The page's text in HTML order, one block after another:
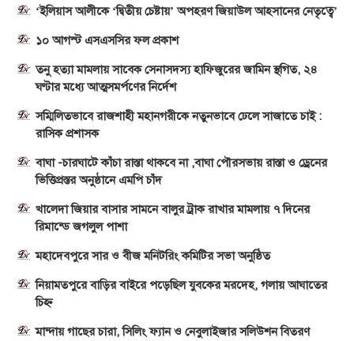
‘ইলিয়াস আলীকে ‘দ্বিতীয় চেষ্টায়’ অপহরণ জিয়াউল আহসানের নেতৃত্বে’
১০ আগস্ট এসএসসির ফল প্রকাশ
তনু হত্যা মামলায় সাবেক সেনাসদস্য হাফিজুরের জামিন স্থগিত, ২৪
ঘণ্টার মধ্যে আত্মসমর্পণের নির্দেশ
সম্মিলিতভাবে রাজশাহী মহানগরীকে নতুনভাবে ঢেলে সাজাতে চাই :
রাসিক প্রশাসক
বাঘা -চারঘাটে কাঁচা রাস্তা থাকবে না ,বাঘা পৌরসভায় রাস্তা ও ড্রেনের
ভিত্তিপ্রস্তর অনুষ্ঠানে এমপি চাঁদ
খালেদা জিয়ার বাসার সামনে বালুর ট্রাক রাখার মামলায় ৭ দিনের
রিমান্ডে জগলুল পাশা
মহাদেবপুরে সার ও বীজ মনিটরিং কমিটির সভা অনুষ্ঠিত
নিয়ামতপুরে বাড়ির বাইরে পড়েছিল যুবকের মরদেহ, গলায় আঘাতের
চিহ্ন
মান্দায় গাছের চারা, সিলিং ফ্যান ও নেবুলাইজার সলিউশন বিতরণ